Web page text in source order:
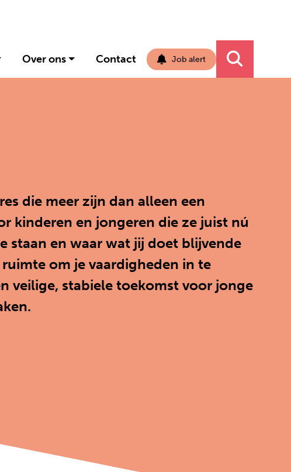
die meer zijn dan alleen een
kinderen en jongeren die ze juist nú
staan en waar wat jij doet blijvende
om je vaardigheden in te
veilige, stabiele toekomst voor jonge
Over ons Contact Job alert